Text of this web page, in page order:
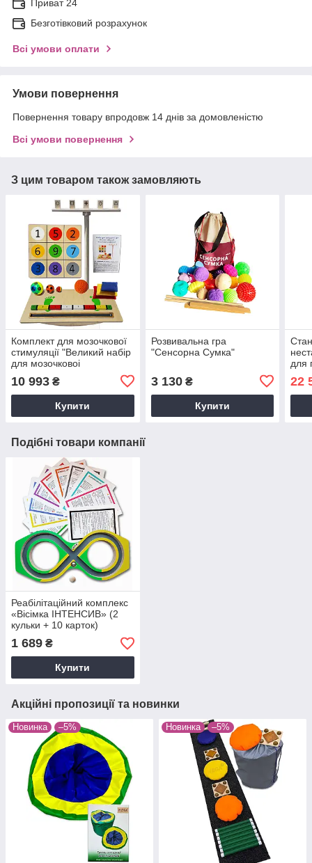
Приват 24
Безготівковий розрахунок
Всі умови оплати
Умови повернення
Повернення товару впродовж 14 днів за домовленістю
Всі умови повернення
З цим товаром також замовляють
Комплект для мозочкової
стимуляцiї "Великий набiр
для мозочковоi
10 993 ₴
Купити
Розвивальна гра
"Сенсорна Сумка"
3 130₴
Купити
для
22
Подібні товари компанії
Реабілітаційний комплекс
«Вісімка ІНТЕНСИВ» (2
кульки + 10 карток)
1 689 ₴
Купити
Акційні пропозиції та новинки
Новинка –5% Новинка –5%